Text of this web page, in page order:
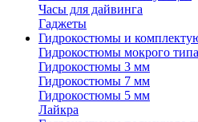
Часы для дайвинга
Гаджеты
Гидрокостюмы и
Гидрокостюмы мокрого типа
Гидрокостюмы 3 мм
Гидрокостюмы 7 мм
Гидрокостюмы 5 мм
Лайкра